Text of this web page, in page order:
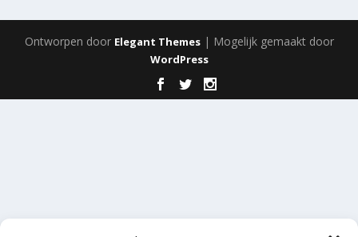
Ontworpen door Elegant Themes| Mogelijk gemaakt door
WordPress